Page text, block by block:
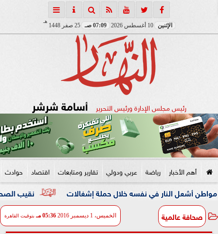
الإثنين 10 أغسطس 2026 07:09 صـ 25 صفر 1448
هـ
رئيس مجلس الإدارة ورئيس التحرير أسامة شرشر
أهم الأخبار رياضة عربي ودولي تقارير ومتابعات اقتصاد حوادث
نقيب الصحفيين النار في نفسه خلال حملة إشغالات
صحافة عالمية الخميس، 1 ديسمبر 2016 05:36 مـ بتوقيت القاهرة